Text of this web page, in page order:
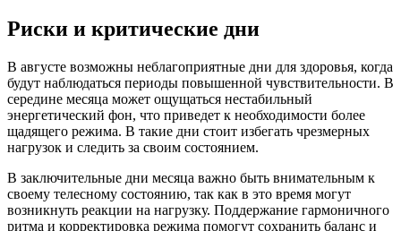
Риски и критические дни
В августе возможны неблагоприятные дни для здоровья, когда
будут наблюдаться периоды повышенной чувствительности. В
середине месяца может ощущаться нестабильный
энергетический фон, что приведет к необходимости более
щадящего режима. В такие дни стоит избегать чрезмерных
нагрузок и следить за своим состоянием.
В заключительные дни месяца важно быть внимательным к
своему телесному состоянию, так как в это время могут
возникнуть реакции на нагрузку. Поддержание гармоничного
ритма и корректировка режима помогут сохранить баланс и